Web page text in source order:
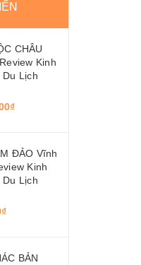
CHÂU
Kinh
Du Lịch
ĐẢO Vĩnh
Kinh
Du Lịch
BẢN